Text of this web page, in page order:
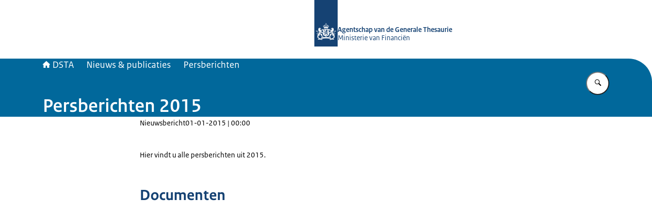
Agentschap van de Generale Thesaurie
Ministerie van Financiën
DSTA Nieuws & publicaties Persberichten
Vul in wat u
Persberichten 2015
Nieuwsbericht01-01-2015 | 00:00
Hier vindt u alle persberichten uit 2015.
Documenten